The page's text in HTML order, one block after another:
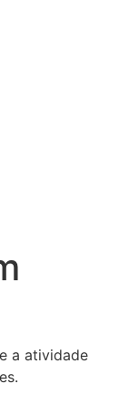
a atividade